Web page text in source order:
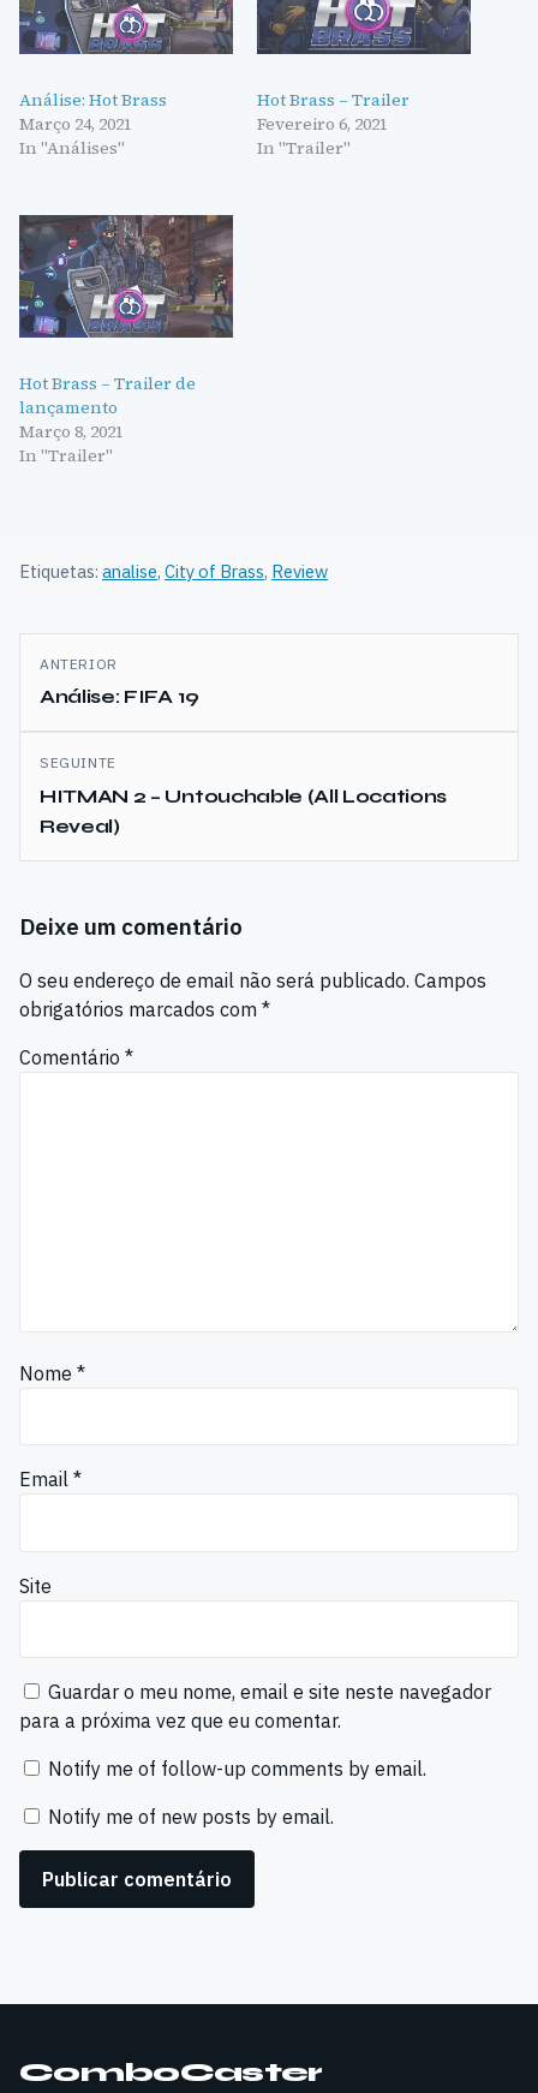
Análise: Hot Brass
Março 24, 2021
In "Análises"
Hot Brass – Trailer
Fevereiro 6, 2021
In "Trailer"
Hot Brass – Trailer de
lançamento
Março 8, 2021
In "Trailer"
Etiquetas: analise, City of Brass, Review
Navegação
de
artigos
ANTERIOR
Análise: FIFA 19
SEGUINTE
HITMAN 2 – Untouchable (All Locations
Reveal)
Deixe um comentário
O seu endereço de email não será publicado. Campos
obrigatórios marcados com *
Comentário *
Nome *
Email *
Site
Guardar o meu nome, email e site neste navegador
para a próxima vez que eu comentar.
Notify me of follow-up comments by email.
Notify me of new posts by email.
ComboCaster